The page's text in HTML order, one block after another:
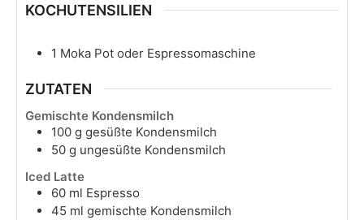
KOCHUTENSILIEN
1 Moka Pot oder Espressomaschine
ZUTATEN
Gemischte Kondensmilch
100 g gesüßte Kondensmilch
50 g ungesüßte Kondensmilch
Iced Latte
60 ml Espresso
45 ml gemischte Kondensmilch